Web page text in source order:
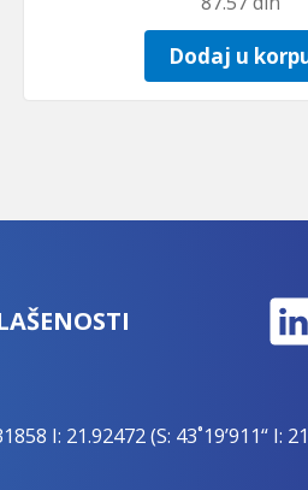
Dodaj u
I: 21.92472 (S: 43˚19’911“ I: